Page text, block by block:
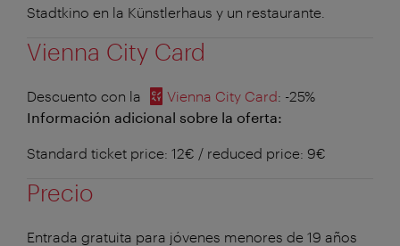
Stadtkino en la Künstlerhaus y un restaurante.
Vienna City Card
Descuento con la Vienna City Card: -25%
Información adicional sobre la oferta:
Standard ticket price: 12€ / reduced price: 9€
Precio
Entrada gratuita para jóvenes menores de 19 años